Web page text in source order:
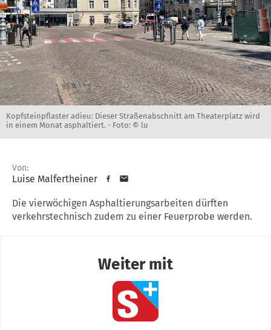
Kopfsteinpflaster adieu: Dieser Straßenabschnitt am Theaterplatz wird
in einem Monat asphaltiert. - Foto: © lu
Von:
Luise Malfertheiner
Die vierwöchigen Asphaltierungsarbeiten dürften
verkehrstechnisch zudem zu einer Feuerprobe werden.